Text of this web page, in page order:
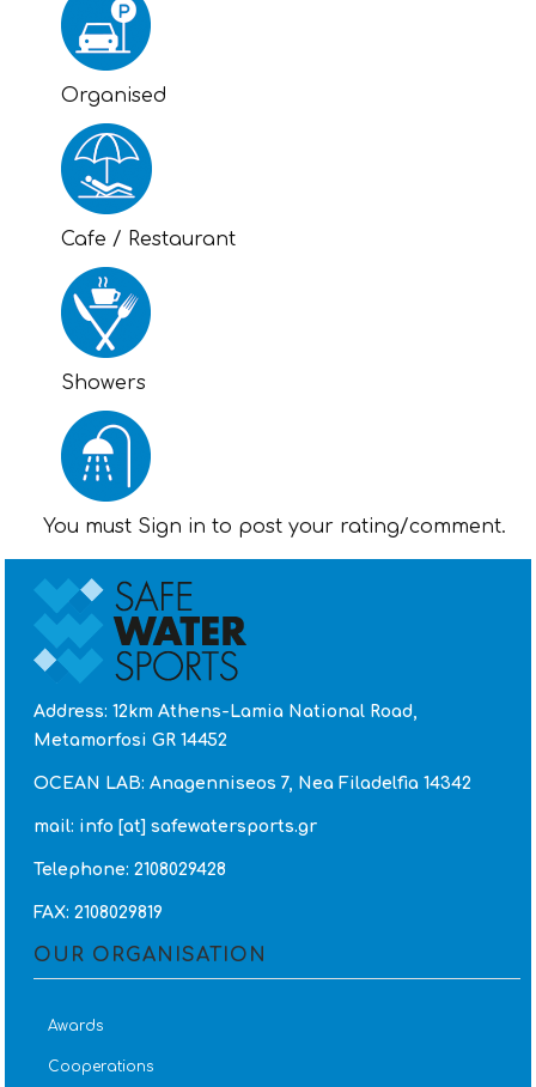
Organised
Cafe / Restaurant
Showers
You must Sign in to post your rating/comment.
Address: 12km Athens-Lamia National Road,
Metamorfosi GR 14452
OCEAN LAB: Anagenniseos 7, Nea Filadelfia 14342
mail: info [at] safewatersports.gr
Telephone: 2108029428
FAX: 2108029819
OUR ORGANISATION
Awards
Cooperations